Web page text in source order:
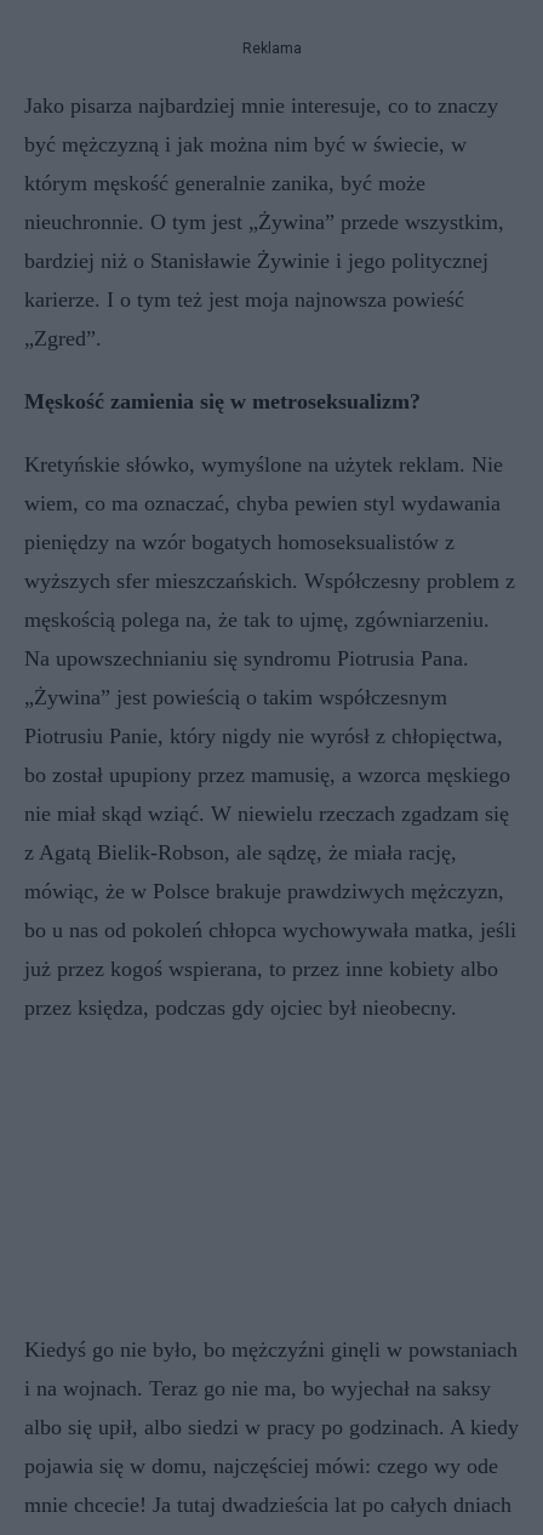
Reklama
Jako pisarza najbardziej mnie interesuje, co to znaczy
być mężczyzną i jak można nim być w świecie, w
którym męskość generalnie zanika, być może
nieuchronnie. O tym jest „Żywina” przede wszystkim,
bardziej niż o Stanisławie Żywinie i jego politycznej
karierze. I o tym też jest moja najnowsza powieść
„Zgred”.
Męskość zamienia się w metroseksualizm?
Kretyńskie słówko, wymyślone na użytek reklam. Nie
wiem, co ma oznaczać, chyba pewien styl wydawania
pieniędzy na wzór bogatych homoseksualistów z
wyższych sfer mieszczańskich. Współczesny problem z
męskością polega na, że tak to ujmę, zgówniarzeniu.
Na upowszechnianiu się syndromu Piotrusia Pana.
„Żywina” jest powieścią o takim współczesnym
Piotrusiu Panie, który nigdy nie wyrósł z chłopięctwa,
bo został upupiony przez mamusię, a wzorca męskiego
nie miał skąd wziąć. W niewielu rzeczach zgadzam się
z Agatą Bielik-Robson, ale sądzę, że miała rację,
mówiąc, że w Polsce brakuje prawdziwych mężczyzn,
bo u nas od pokoleń chłopca wychowywała matka, jeśli
już przez kogoś wspierana, to przez inne kobiety albo
przez księdza, podczas gdy ojciec był nieobecny.
Kiedyś go nie było, bo mężczyźni ginęli w powstaniach
i na wojnach. Teraz go nie ma, bo wyjechał na saksy
albo się upił, albo siedzi w pracy po godzinach. A kiedy
pojawia się w domu, najczęściej mówi: czego wy ode
mnie chcecie! Ja tutaj dwadzieścia lat po całych dniach